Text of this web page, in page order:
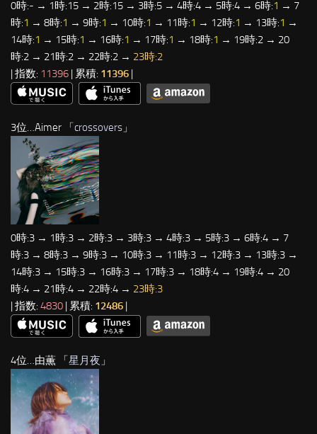
0時:- → 1時:15 → 2時:15 → 3時:5 → 4時:4 → 5時:4 → 6時:1 → 7
時:1 → 8時:1 → 9時:1 → 10時:1 → 11時:1 → 12時:1 → 13時:1 →
14時:1 → 15時:1 → 16時:1 → 17時:1 → 18時:1 → 19時:2 → 20
時:2 → 21時:2 → 22時:2 → 23時:2
| 指数: 11396 | 累積: 11396 |
3位…Aimer 「 crossovers 」
0時:3 → 1時:3 → 2時:3 → 3時:3 → 4時:3 → 5時:3 → 6時:4 → 7
時:3 → 8時:3 → 9時:3 → 10時:3 → 11時:3 → 12時:3 → 13時:3 →
14時:3 → 15時:3 → 16時:3 → 17時:3 → 18時:4 → 19時:4 → 20
時:4 → 21時:4 → 22時:4 → 23時:3
| 指数: 4830 | 累積: 12486
4位…由薫 「星月夜 」